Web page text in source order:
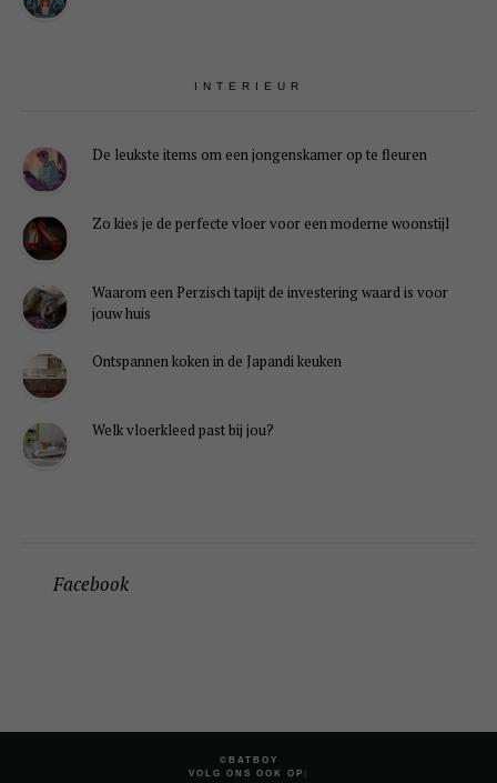
INTERIEUR
De leukste items om een jongenskamer op te fleuren
Zo kies je de perfecte vloer voor een moderne woonstijl
Waarom een Perzisch tapijt de investering waard is voor
jouw huis
Ontspannen koken in de Japandi keuken
Welk vloerkleed past bij jou?
Facebook
©BATBOY
VOLG ONS OOK OP: